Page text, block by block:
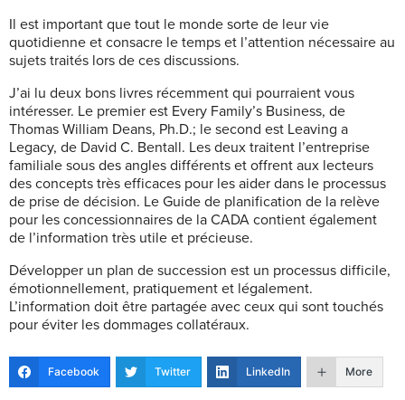
Il est important que tout le monde sorte de leur vie
quotidienne et consacre le temps et l’attention nécessaire au
sujets traités lors de ces discussions.
J’ai lu deux bons livres récemment qui pourraient vous
intéresser. Le premier est Every Family’s Business, de
Thomas William Deans, Ph.D.; le second est Leaving a
Legacy, de David C. Bentall. Les deux traitent l’entreprise
familiale sous des angles différents et offrent aux lecteurs
des concepts très efficaces pour les aider dans le processus
de prise de décision. Le Guide de planification de la relève
pour les concessionnaires de la CADA contient également
de l’information très utile et précieuse.
Développer un plan de succession est un processus difficile,
émotionnellement, pratiquement et légalement.
L’information doit être partagée avec ceux qui sont touchés
pour éviter les dommages collatéraux.
Facebook Twitter LinkedIn More